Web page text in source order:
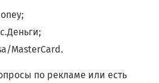
MasterCard.
по рекламе или есть